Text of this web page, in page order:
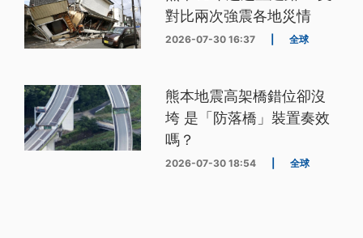
對比兩次強震各地災情
2026-07-30 16:37 全球
熊本地震高架橋錯位卻沒
垮 是「防落橋」裝置奏效
嗎？
2026-07-30 18:54 全球